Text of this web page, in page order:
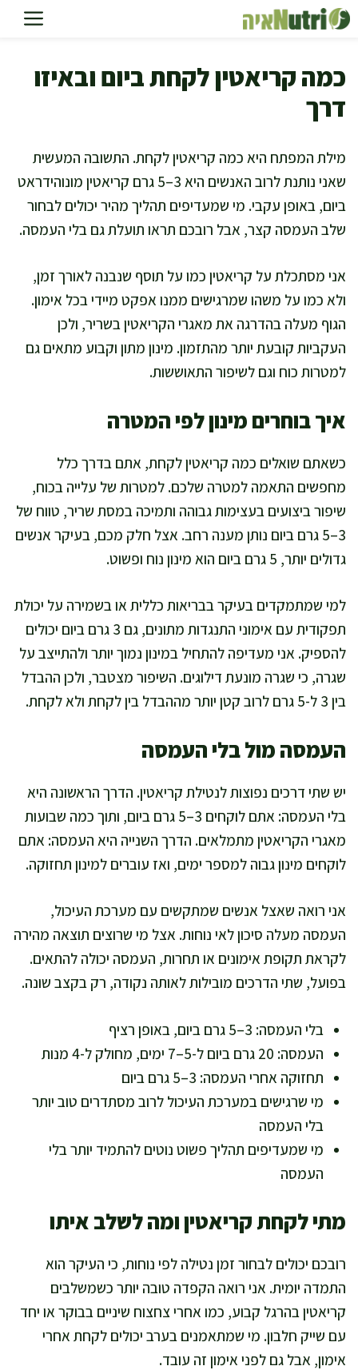
לדלג
לתוכן
כמה קריאטין לקחת ביום ובאיזו
דרך
מילת המפתח היא כמה קריאטין לקחת. התשובה המעשית
שאני נותנת לרוב האנשים היא 3–5 גרם קריאטין מונוהידראט
ביום, באופן עקבי. מי שמעדיפים תהליך מהיר יכולים לבחור
שלב העמסה קצר, אבל רובכם תראו תועלת גם בלי העמסה.
אני מסתכלת על קריאטין כמו על תוסף שנבנה לאורך זמן,
ולא כמו על משהו שמרגישים ממנו אפקט מיידי בכל אימון.
הגוף מעלה בהדרגה את מאגרי הקריאטין בשריר, ולכן
העקביות קובעת יותר מהתזמון. מינון מתון וקבוע מתאים גם
למטרות כוח וגם לשיפור התאוששות.
איך בוחרים מינון לפי המטרה
כשאתם שואלים כמה קריאטין לקחת, אתם בדרך כלל
מחפשים התאמה למטרה שלכם. למטרות של עלייה בכוח,
שיפור ביצועים בעצימות גבוהה ותמיכה במסת שריר, טווח של
3–5 גרם ביום נותן מענה רחב. אצל חלק מכם, בעיקר אנשים
גדולים יותר, 5 גרם ביום הוא מינון נוח ופשוט.
למי שמתמקדים בעיקר בבריאות כללית או בשמירה על יכולת
תפקודית עם אימוני התנגדות מתונים, גם 3 גרם ביום יכולים
להספיק. אני מעדיפה להתחיל במינון נמוך יותר ולהתייצב על
שגרה, כי שגרה מונעת דילוגים. השיפור מצטבר, ולכן ההבדל
בין 3 ל-5 גרם לרוב קטן יותר מההבדל בין לקחת ולא לקחת.
העמסה מול בלי העמסה
יש שתי דרכים נפוצות לנטילת קריאטין. הדרך הראשונה היא
בלי העמסה: אתם לוקחים 3–5 גרם ביום, ותוך כמה שבועות
מאגרי הקריאטין מתמלאים. הדרך השנייה היא העמסה: אתם
לוקחים מינון גבוה למספר ימים, ואז עוברים למינון תחזוקה.
אני רואה שאצל אנשים שמתקשים עם מערכת העיכול,
העמסה מעלה סיכון לאי נוחות. אצל מי שרוצים תוצאה מהירה
לקראת תקופת אימונים או תחרות, העמסה יכולה להתאים.
בפועל, שתי הדרכים מובילות לאותה נקודה, רק בקצב שונה.
בלי העמסה: 3–5 גרם ביום, באופן רציף
העמסה: 20 גרם ביום ל-5–7 ימים, מחולק ל-4 מנות
תחזוקה אחרי העמסה: 3–5 גרם ביום
מי שרגישים במערכת העיכול לרוב מסתדרים טוב יותר
בלי העמסה
מי שמעדיפים תהליך פשוט נוטים להתמיד יותר בלי
העמסה
מתי לקחת קריאטין ומה לשלב איתו
רובכם יכולים לבחור זמן נטילה לפי נוחות, כי העיקר הוא
התמדה יומית. אני רואה הקפדה טובה יותר כשמשלבים
קריאטין בהרגל קבוע, כמו אחרי צחצוח שיניים בבוקר או יחד
עם שייק חלבון. מי שמתאמנים בערב יכולים לקחת אחרי
אימון, אבל גם לפני אימון זה עובד.